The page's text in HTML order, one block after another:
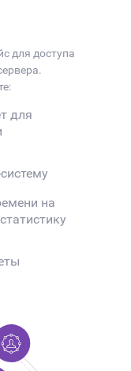
для доступа
для
на